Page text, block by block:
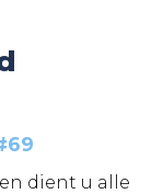
dient u alle